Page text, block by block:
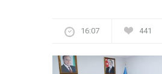
16:07 441